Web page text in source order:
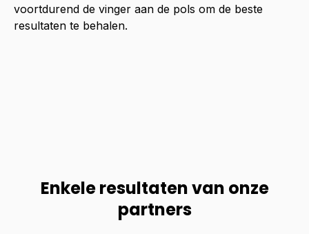
voortdurend de vinger aan de pols om de beste
resultaten te behalen.
Enkele resultaten van onze
partners